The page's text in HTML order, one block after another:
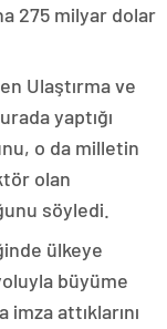
275 milyar dolar
Ulaştırma ve
yaptığı
o da milletin
olan
söyledi.
ülkeye
büyüme
attıklarını